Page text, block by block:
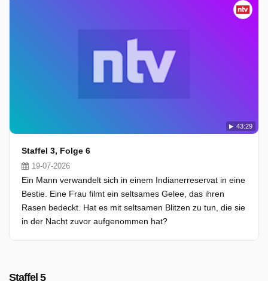
43:29
Staffel 3, Folge 6
19-07-2026
Ein Mann verwandelt sich in einem Indianerreservat in eine
Bestie. Eine Frau filmt ein seltsames Gelee, das ihren
Rasen bedeckt. Hat es mit seltsamen Blitzen zu tun, die sie
in der Nacht zuvor aufgenommen hat?
Staffel 5